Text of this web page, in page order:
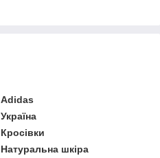
Adidas
Україна
Кросівки
Натуральна шкіра